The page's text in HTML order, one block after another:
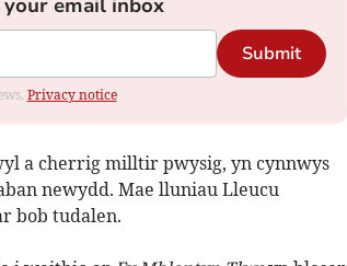
email inbox
Submit
Privacy notice
a cherrig milltir pwysig, yn cynnwys
newydd. Mae lluniau Lleucu
bob tudalen.